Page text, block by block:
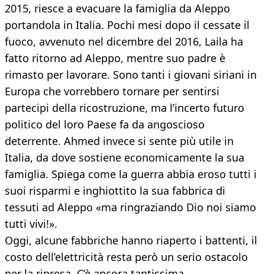
2015, riesce a evacuare la famiglia da Aleppo
portandola in Italia. Pochi mesi dopo il cessate il
fuoco, avvenuto nel dicembre del 2016, Laila ha
fatto ritorno ad Aleppo, mentre suo padre è
rimasto per lavorare. Sono tanti i giovani siriani in
Europa che vorrebbero tornare per sentirsi
partecipi della ricostruzione, ma l’incerto futuro
politico del loro Paese fa da angoscioso
deterrente. Ahmed invece si sente più utile in
Italia, da dove sostiene economicamente la sua
famiglia. Spiega come la guerra abbia eroso tutti i
suoi risparmi e inghiottito la sua fabbrica di
tessuti ad Aleppo «ma ringraziando Dio noi siamo
tutti vivi!».
Oggi, alcune fabbriche hanno riaperto i battenti, il
costo dell’elettricità resta però un serio ostacolo